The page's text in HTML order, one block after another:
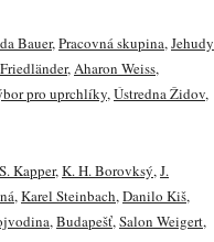
Bauer,Pracovná skupina,Jehudy
,Aharon Weiss,
pro uprchlíky,Ústredna Židov,
S. Kapper,K. H. Borovksý,J.
,Karel Steinbach,Danilo Kiš,
,Budapešť,Salon Weigert,